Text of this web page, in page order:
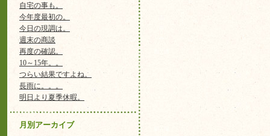
自宅の事も。
今年度最初の。
今日の現調は。
週末の商談
再度の確認。
10～15年。。
つらい結果ですよね。
長雨に。。。
明日より夏季休暇。
月別アーカイブ